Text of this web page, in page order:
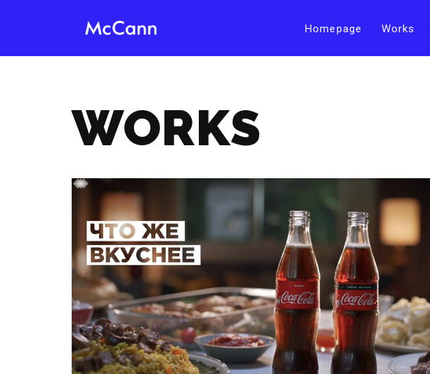
geç
Homepage Works
WORKS